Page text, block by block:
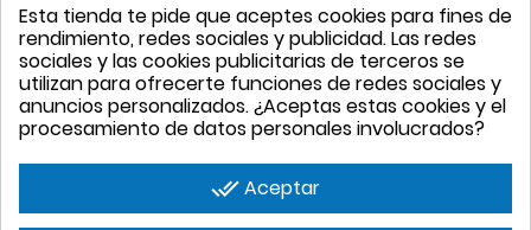
4 PRODUCTOS EN
LA MISMA
CATEGORÍA
Esta tienda te pide que aceptes cookies para fines de
rendimiento, redes sociales y publicidad. Las redes
sociales y las cookies publicitarias de terceros se
utilizan para ofrecerte funciones de redes sociales y
anuncios personalizados. ¿Aceptas estas cookies y el
procesamiento de datos personales involucrados?
done_allAceptar